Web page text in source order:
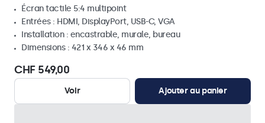
Écran tactile 5:4 multipoint
Entrées : HDMI, DisplayPort, USB-C, VGA
Installation : encastrable, murale, bureau
Dimensions : 421 x 346 x 46 mm
CHF 549,00
Voir Ajouter au panier